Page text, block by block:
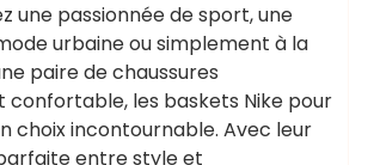
une passionnée de sport, une
urbaine ou simplement à la
paire de chaussures
confortable, les baskets Nike pour
choix incontournable. Avec leur
entre style et